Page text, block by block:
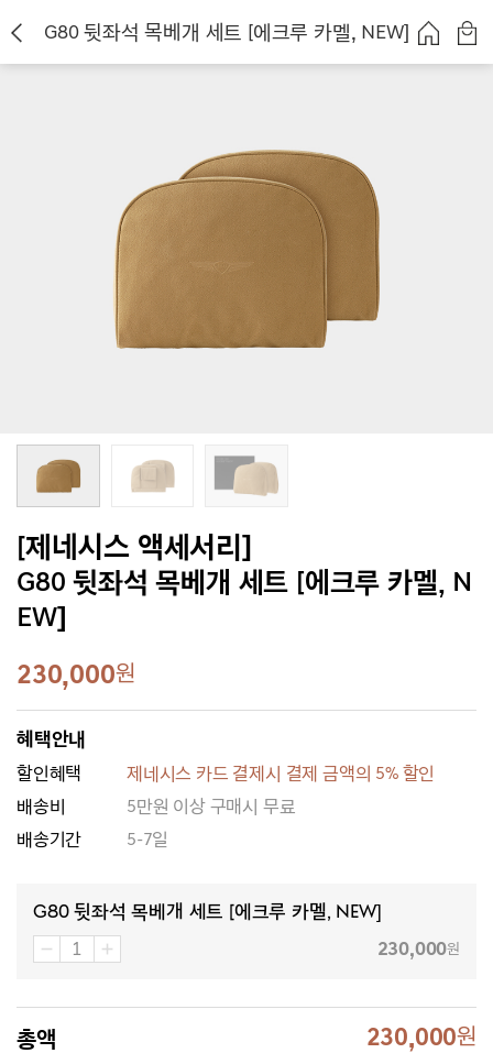
G80 뒷좌석 목베개 세트 [에크루 카멜, NEW]
[제네시스 액세서리]
G80 뒷좌석 목베개 세트 [에크루 카멜, N
EW]
230,000원
혜택안내
할인혜택
제네시스 카드 결제시 결제 금액의 5% 할인
배송비
5만원 이상 구매시 무료
배송기간
5-7일
G80 뒷좌석 목베개 세트 [에크루 카멜, NEW]
230,000원
총액 230,000원